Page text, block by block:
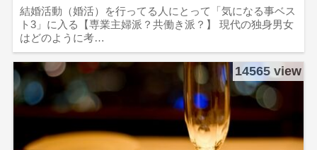
結婚活動（婚活）を行ってる人にとって「気になる事ベス
ト3」に入る【専業主婦派？共働き派？】 現代の独身男女
はどのように考…
14565 view